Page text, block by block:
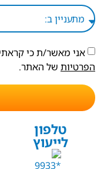
אני מאשר/ת כי
הפרטיות של האתר.
טלפון
לייעוץ